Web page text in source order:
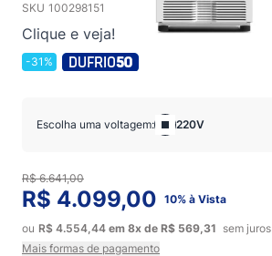
SKU 100298151
Clique e veja!
-31%
Escolha uma voltagem: 220V
R$ 4.099,00 10% à Vista
ou R$ 4.554,44 em 8x de R$ 569,31 sem juros
Mais formas de pagamento
R$ 6.641,00